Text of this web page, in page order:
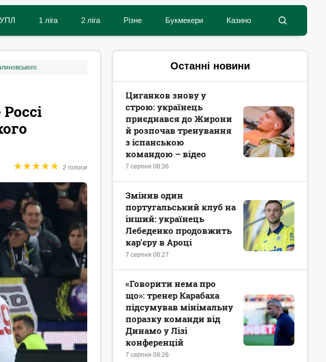
УПЛ 1 ліга 2 ліга Різне Букмекери Казино
★★★★★
★★★★★ 2 голоси
Останні новини
7 серпня 08:36
Циганков знову у
строю: українець
приєднався до Жирони
й розпочав тренування
з іспанською
командою – відео
7 серпня 08:27
Змінив один
португальський клуб на
інший: українець
Лебеденко продовжить
кар'єру в Ароці
7 серпня 08:26
«Говорити нема про
що»: тренер Карабаха
підсумував мінімальну
поразку команди від
Динамо у Лізі
конференцій